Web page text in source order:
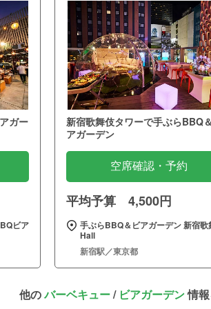
ガー
ビア
新宿歌舞伎タワーで手ぶらBBQ
アガーデン
空席確認・予約
平均予算 4,500円
手ぶらBBQ＆ビアガーデン 新宿歌
Hall
新宿駅／東京都
他のバーベキュー/ ビアガーデン情